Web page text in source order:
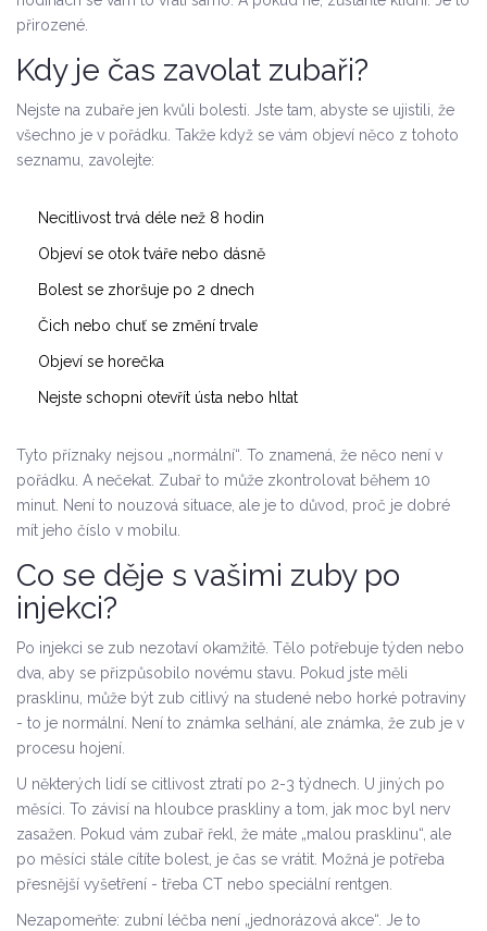
přirozené.
Kdy je čas zavolat zubaři?
Nejste na zubaře jen kvůli bolesti. Jste tam, abyste se ujistili, že
všechno je v pořádku. Takže když se vám objeví něco z tohoto
seznamu, zavolejte:
Necitlivost trvá déle než 8 hodin
Objeví se otok tváře nebo dásně
Bolest se zhoršuje po 2 dnech
Čich nebo chuť se změní trvale
Objeví se horečka
Nejste schopni otevřít ústa nebo hltat
Tyto příznaky nejsou „normální“. To znamená, že něco není v
pořádku. A nečekat. Zubař to může zkontrolovat během 10
minut. Není to nouzová situace, ale je to důvod, proč je dobré
mít jeho číslo v mobilu.
Co se děje s vašimi zuby po
injekci?
Po injekci se zub nezotaví okamžitě. Tělo potřebuje týden nebo
dva, aby se přizpůsobilo novému stavu. Pokud jste měli
prasklinu, může být zub citlivý na studené nebo horké potraviny
- to je normální. Není to známka selhání, ale známka, že zub je v
procesu hojení.
U některých lidí se citlivost ztratí po 2-3 týdnech. U jiných po
měsíci. To závisí na hloubce praskliny a tom, jak moc byl nerv
zasažen. Pokud vám zubař řekl, že máte „malou prasklinu“, ale
po měsíci stále cítíte bolest, je čas se vrátit. Možná je potřeba
přesnější vyšetření - třeba CT nebo speciální rentgen.
Nezapomeňte: zubní léčba není „jednorázová akce“. Je to